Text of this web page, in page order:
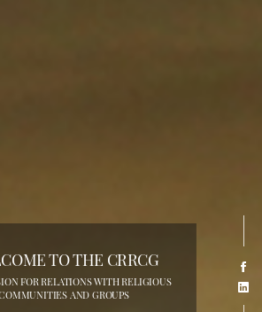
TO THE CRRCG
FOR RELATIONS WITH RELIGIOUS
AND GROUPS